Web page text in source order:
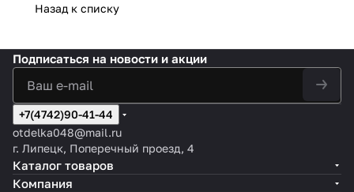
Назад к списку
Подписаться на новости и акции
+7(4742)90-41-44
otdelka048@mail.ru
г. Липецк, Поперечный проезд, 4
Каталог товаров
Компания